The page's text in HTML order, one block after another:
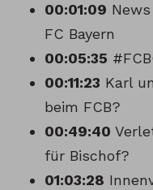
00:01:09
FC Bayern
00:05:35
00:11:23 Karl
beim FCB?
00:49:40
für Bischof?
01:03:28